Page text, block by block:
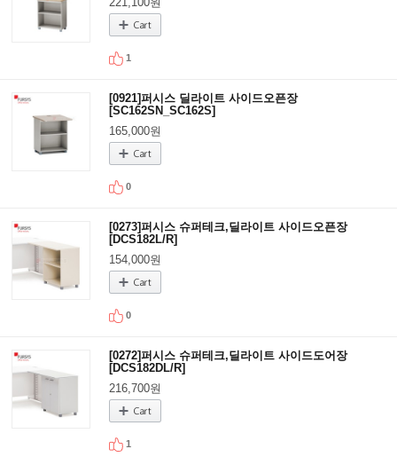
1
[0921]퍼시스 딜라이트 사이드오픈장
[SC162SN_SC162S]
165,000원
0
[0273]퍼시스 슈퍼테크,딜라이트 사이드오픈장
[DCS182L/R]
154,000원
0
[0272]퍼시스 슈퍼테크,딜라이트 사이드도어장
[DCS182DL/R]
216,700원
1